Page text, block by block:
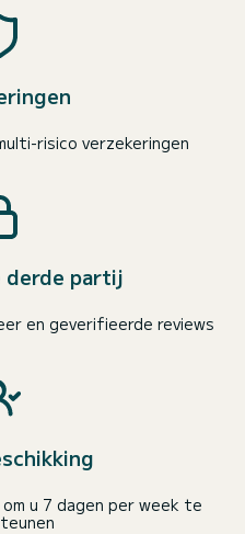
risico verzekeringen
derde partij
en geverifieerde reviews
u 7 dagen per week te